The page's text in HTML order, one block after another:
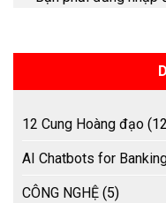
12 Cung Hoàng đạo
AI Chatbots for
CÔNG NGHỆ (5)